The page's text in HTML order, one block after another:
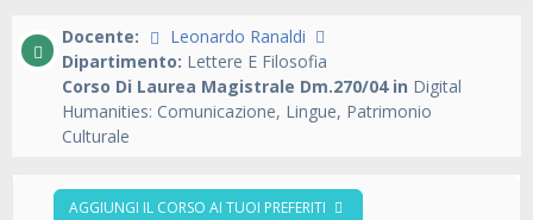
Docente:
Leonardo Ranaldi
Dipartimento: Lettere E Filosofia
Corso Di Laurea Magistrale Dm.270/04 in Digital
Humanities: Comunicazione, Lingue, Patrimonio
Culturale
AGGIUNGI IL CORSO AI TUOI PREFERITI